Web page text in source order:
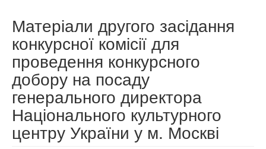
Матеріали другого засідання
конкурсної комісії для
проведення конкурсного
добору на посаду
генерального директора
Національного культурного
центру України у м. Москві